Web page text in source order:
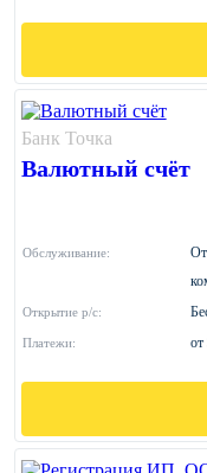
Банк Точка
Валютный счёт
Обслуживание:
От
Открытие р/с:
Платежи: от